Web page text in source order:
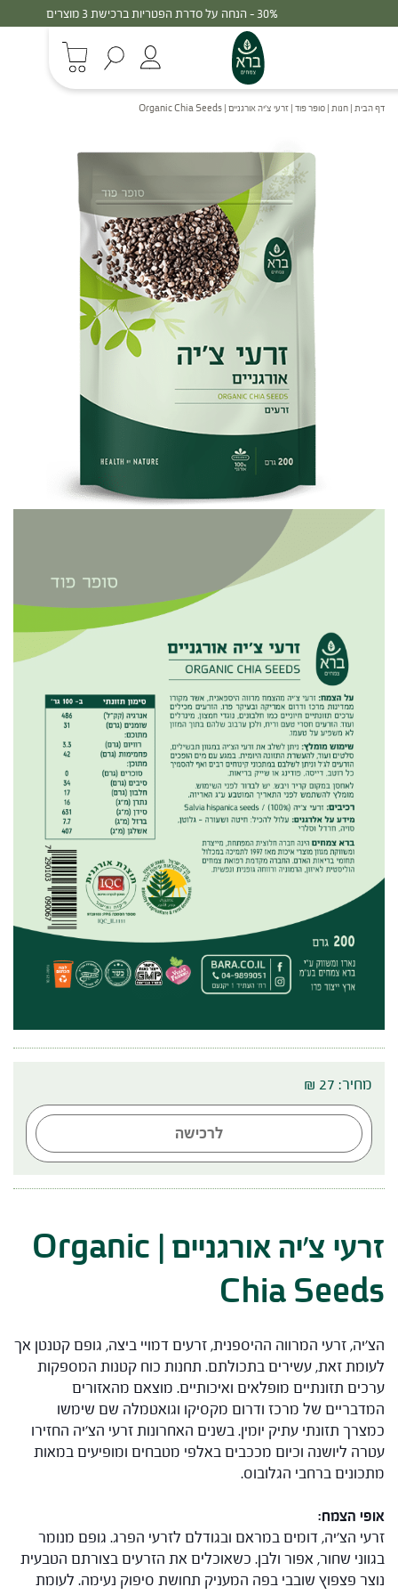
דף הבית | חנות | סופר פוד | זרעי צ'יה אורגניים | Organic Chia Seeds
זרעי צ'יה אורגניים | Organic
Chia Seeds
הצ'יה, זרעי המרווה ההיספנית, זרעים דמויי ביצה, גופם קטנטן אך
לעומת זאת, עשירים בתכולתם. תחנות כוח קטנות המספקות
ערכים תזונתיים מופלאים ואיכותיים. מוצאם מהאזורים
המדבריים של מרכז ודרום מקסיקו וגואטמלה שם שימשו
כמצרך תזונתי עתיק יומין. בשנים האחרונות זרעי הצ'יה החזירו
עטרה ליושנה וכיום מככבים באלפי מטבחים ומופיעים במאות
מתכונים ברחבי הגלובוס.
אופי הצמח:
זרעי הצ'יה, דומים במראם ובגודלם לזרעי הפרג. גופם מנומר
בגווני שחור, אפור ולבן. כשאוכלים את הזרעים בצורתם הטבעית
נוצר פצפוץ שובבי בפה המעניק תחושת סיפוק נעימה. לעומת
מחיר: 27 ₪
לרכישה